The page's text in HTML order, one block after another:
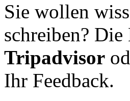
Sie wollen
schreiben?
Tripadvisor
Ihr Feedback.